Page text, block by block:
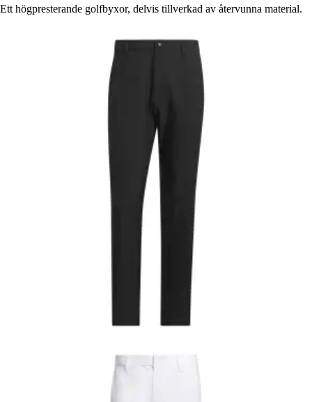
Ett högpresterande golfbyxor, delvis tillverkad av återvunna material.